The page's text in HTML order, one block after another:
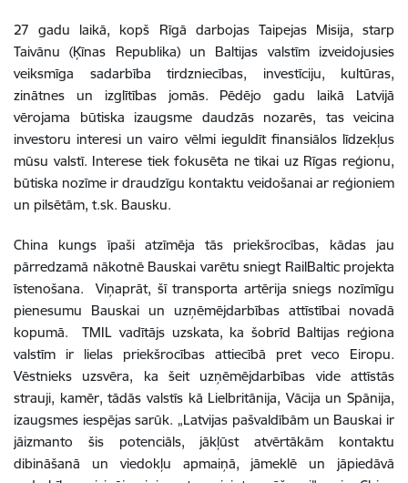
27 gadu laikā, kopš Rīgā darbojas Taipejas Misija, starp
Taivānu (Ķīnas Republika) un Baltijas valstīm izveidojusies
veiksmīga sadarbība tirdzniecības, investīciju, kultūras,
zinātnes un izglītības jomās. Pēdējo gadu laikā Latvijā
vērojama būtiska izaugsme daudzās nozarēs, tas veicina
investoru interesi un vairo vēlmi ieguldīt finansiālos līdzekļus
mūsu valstī. Interese tiek fokusēta ne tikai uz Rīgas reģionu,
būtiska nozīme ir draudzīgu kontaktu veidošanai ar reģioniem
un pilsētām, t.sk. Bausku.
China kungs īpaši atzīmēja tās priekšrocības, kādas jau
pārredzamā nākotnē Bauskai varētu sniegt RailBaltic projekta
īstenošana. Viņaprāt, šī transporta artērija sniegs nozīmīgu
pienesumu Bauskai un uzņēmējdarbības attīstībai novadā
kopumā. TMIL vadītājs uzskata, ka šobrīd Baltijas reģiona
valstīm ir lielas priekšrocības attiecībā pret veco Eiropu.
Vēstnieks uzsvēra, ka šeit uzņēmējdarbības vide attīstās
strauji, kamēr, tādās valstīs kā Lielbritānija, Vācija un Spānija,
izaugsmes iespējas sarūk. „Latvijas pašvaldībām un Bauskai ir
jāizmanto šis potenciāls, jākļūst atvērtākām kontaktu
dibināšanā un viedokļu apmaiņā, jāmeklē un jāpiedāvā